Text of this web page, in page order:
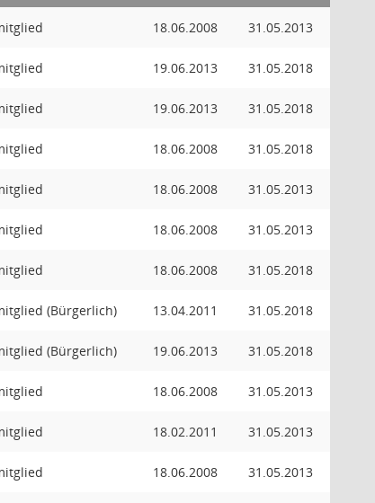
18.06.2008 31.05.2013
19.06.2013 31.05.2018
19.06.2013 31.05.2018
18.06.2008 31.05.2018
18.06.2008 31.05.2013
18.06.2008 31.05.2013
18.06.2008 31.05.2018
(Bürgerlich) 13.04.2011 31.05.2018
(Bürgerlich) 19.06.2013 31.05.2018
18.06.2008 31.05.2013
18.02.2011 31.05.2013
18.06.2008 31.05.2013